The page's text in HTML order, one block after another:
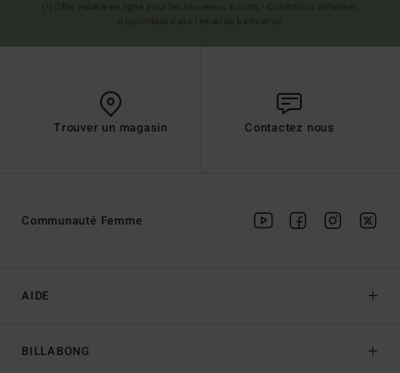
Trouver un magasin Contactez nous
AIDE
BILLABONG
Communauté Femme